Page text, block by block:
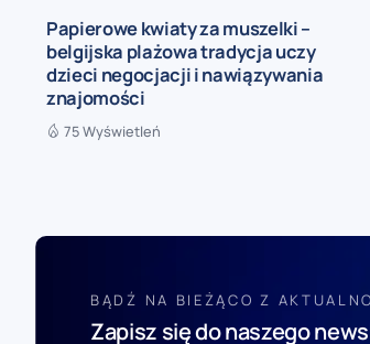
Papierowe kwiaty za muszelki –
belgijska plażowa tradycja uczy
dzieci negocjacji i nawiązywania
znajomości
75 Wyświetleń
BĄDŹ NA BIEŻĄCO Z
Zapisz się do naszego